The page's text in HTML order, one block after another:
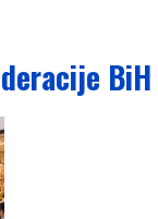
BiH